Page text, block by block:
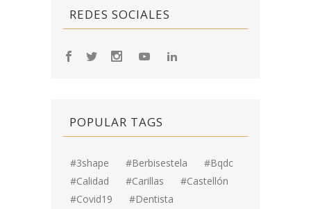
REDES SOCIALES
POPULAR TAGS
#3shape #berbisestela
#bqdc
#calidad
#carillas
#Castellón
#covid19
#dentista